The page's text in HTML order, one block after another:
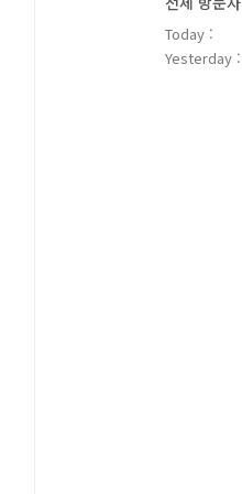
Today :
Yesterday :